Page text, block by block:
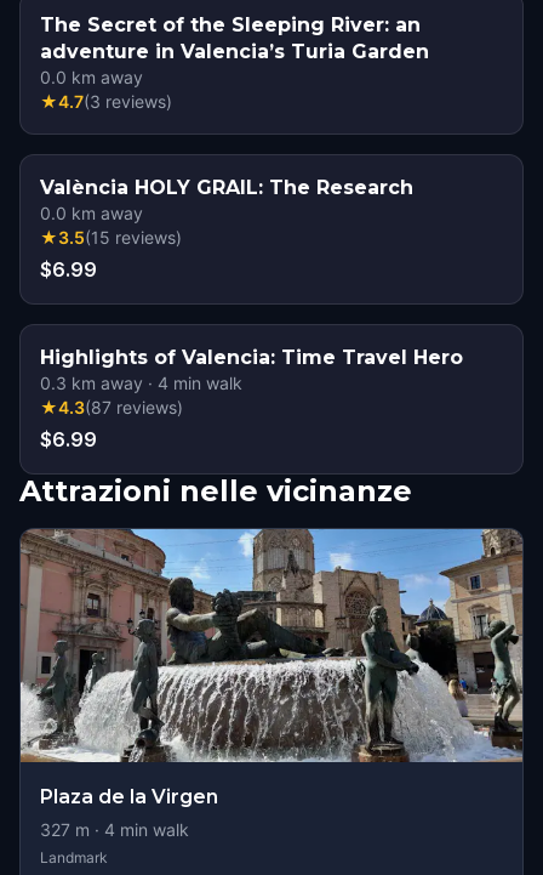
The Secret of the Sleeping River: an
adventure in Valencia’s Turia Garden
0.0 km away
★4.7(3 reviews)
València HOLY GRAIL: The Research
0.0 km away
★3.5(15 reviews)
$6.99
Highlights of Valencia: Time Travel Hero
0.3 km away · 4 min walk
★4.3(87 reviews)
$6.99
Attrazioni nelle vicinanze
Plaza de la Virgen
327 m · 4 min walk
Landmark